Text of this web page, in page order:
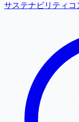
サステナビリティコ